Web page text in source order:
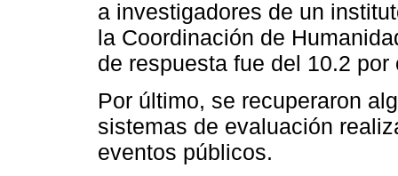
a investigadores de un
la Coordinación de
de respuesta fue del 10.2 por
Por último, se recuperaron
sistemas de evaluación
eventos públicos.